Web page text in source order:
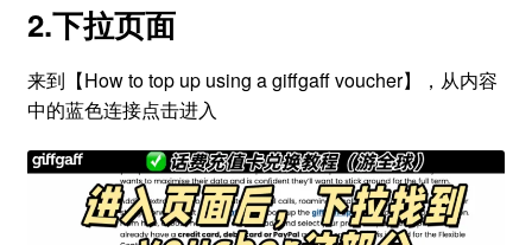
2.下拉页面
来到【How to top up using a giffgaff voucher】，从内容
中的蓝色连接点击进入